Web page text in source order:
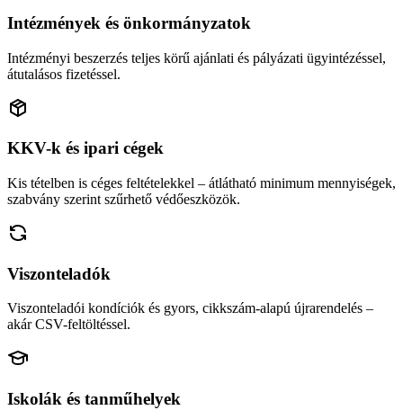
Intézmények és önkormányzatok
Intézményi beszerzés teljes körű ajánlati és pályázati ügyintézéssel,
átutalásos fizetéssel.
KKV-k és ipari cégek
Kis tételben is céges feltételekkel – átlátható minimum mennyiségek,
szabvány szerint szűrhető védőeszközök.
Viszonteladók
Viszonteladói kondíciók és gyors, cikkszám-alapú újrarendelés –
akár CSV-feltöltéssel.
Iskolák és tanműhelyek